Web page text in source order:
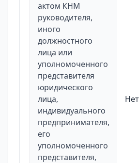
актом КНМ
руководителя,
иного
должностного
лица или
уполномоченного
представителя
юридического
лица,
индивидуального
предпринимателя,
его
уполномоченного
представителя,
Нет